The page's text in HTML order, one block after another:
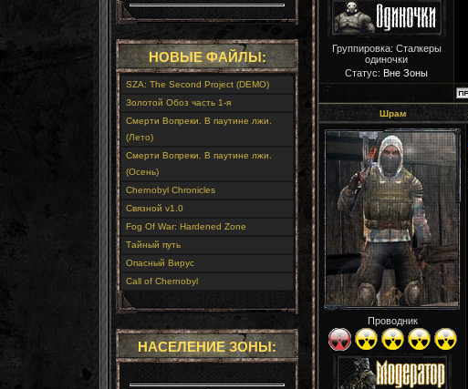
НОВЫЕ ФАЙЛЫ:
SZA: The Second Project (DEMO)
Золотой Обоз часть 1-я
Смерти Вопреки. В паутине лжи.
(Лето)
Смерти Вопреки. В паутине лжи.
(Осень)
Chernobyl Chronicles
Связной v1.0
Fog Of War: Hardened Zone
Тайный путь
Опасный Вирус
Call of Chernobyl
НАСЕЛЕНИЕ ЗОНЫ:
Группировка: Сталкеры
одиночки
Статус: Вне Зоны
Шрам
Проводник